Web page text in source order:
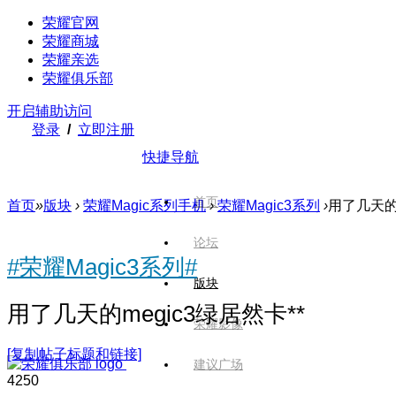
荣耀官网
荣耀商城
荣耀亲选
荣耀俱乐部
开启辅助访问
登录 / 立即注册
快捷导航
首页
论坛
版块
荣耀影像
建议广场
首页»版块 › 荣耀Magic系列手机 › 荣耀Magic3系列 ›用了几天
#荣耀Magic3系列#
用了几天的megic3绿居然卡**
[复制帖子标题和链接]
4250